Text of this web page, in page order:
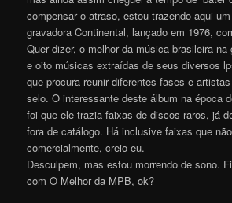
compensar o atraso, estou trazendo aqui
gravadora Continental, lançado em 1976,
Quer dizer, o melhor da música brasileira
e oito músicas extraídas de seus diversos
que procura reunir diferentes fases e
selo. O interessante deste álbum na época
foi que ele trazia faixas de discos raros, já
fora de catálogo. Há inclusive faixas que
comercialmente, creio eu.
Desculpem, mas estou morrendo de sono.
com O Melhor da MPB, ok?